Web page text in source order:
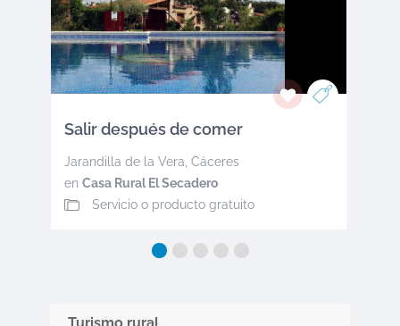
Salir después de comer
Jarandilla de la Vera Cáceres
en Casa Rural El Secadero
Servicio o producto gratuito